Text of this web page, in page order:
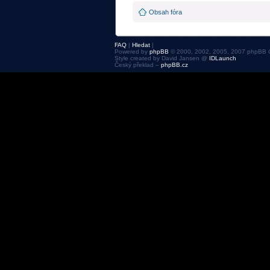
Obsah fóra
FAQ | Hledat |
Powered by phpBB © 2000, 2002, 2005, 2007 phpBB
Style created by David Jansen @ IDLaunch
Český překlad – phpBB.cz